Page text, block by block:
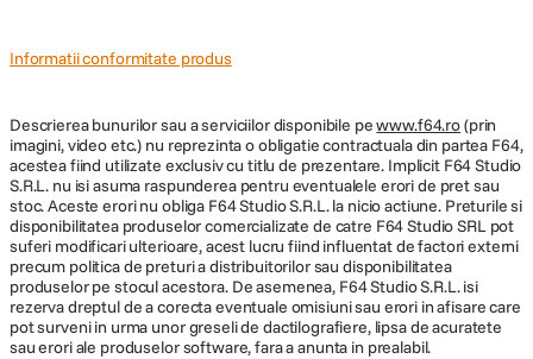
DIMENSIUNE / GREUTATE:
maxim
73,6 mm
Lungime 82 mm
Greutate 355 g
Informatii conformitate produs
Descrierea bunurilor sau a serviciilor disponibile pewww.f64.ro(prin
imagini, video etc.) nu reprezinta o obligatie contractuala din partea F64,
acestea fiind utilizate exclusiv cu titlu de prezentare. Implicit F64 Studio
S.R.L. nu isi asuma raspunderea pentru eventualele erori de pret sau
stoc. Aceste erori nu obliga F64 Studio S.R.L. la nicio actiune. Preturile si
disponibilitatea produselor comercializate de catre F64 Studio SRL pot
suferi modificari ulterioare, acest lucru fiind influentat de factori externi
precum politica de preturi a distribuitorilor sau disponibilitatea
produselor pe stocul acestora. De asemenea, F64 Studio S.R.L. isi
rezerva dreptul de a corecta eventuale omisiuni sau erori in afisare care
pot surveni in urma unor greseli de dactilografiere, lipsa de acuratete
sau erori ale produselor software, fara a anunta in prealabil.